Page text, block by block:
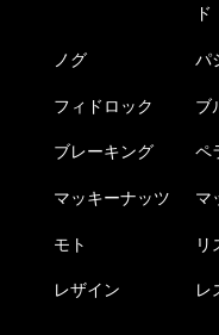
ド
ノグ パ
フィドロック ブ
ブレーキング ペ
マッキーナッツ マ
モト リ
レザイン レ